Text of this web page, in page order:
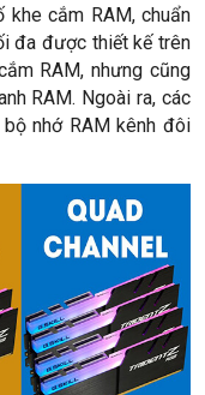
cắm RAM, chuẩn
đa được thiết kế trên
RAM, nhưng cũng
RAM. Ngoài ra, các
nhớ RAM kênh đôi